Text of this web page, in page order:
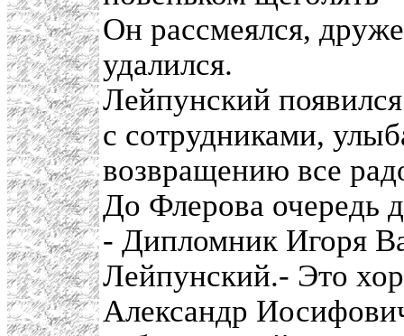
Он рассмеялся,
удалился.
Лейпунский
с сотрудниками,
возвращению все
До Флерова очередь
- Дипломник Игоря
Лейпунский.- Это
Александр